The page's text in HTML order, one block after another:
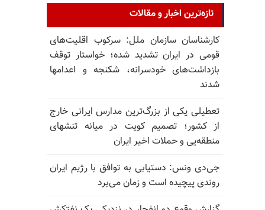
تازه‌ترین اخبار و مقالات
کارشناسان سازمان ملل: سرکوب اقلیت‌های
قومی در ایران تشدید شده؛ خواستار توقف
بازداشت‌های خودسرانه، شکنجه و اعدامها
شدند
تعطیلی یکی از بزرگ‌ترین مدارس ایرانی خارج
از کشور؛ تصمیم کویت در میانه تنشهای
منطقه‌یی و حملات اخیر ایران
جی‌دی ونس: دستیابی به توافق با رژیم ایران
روندی پیچیده است و زمان می‌برد